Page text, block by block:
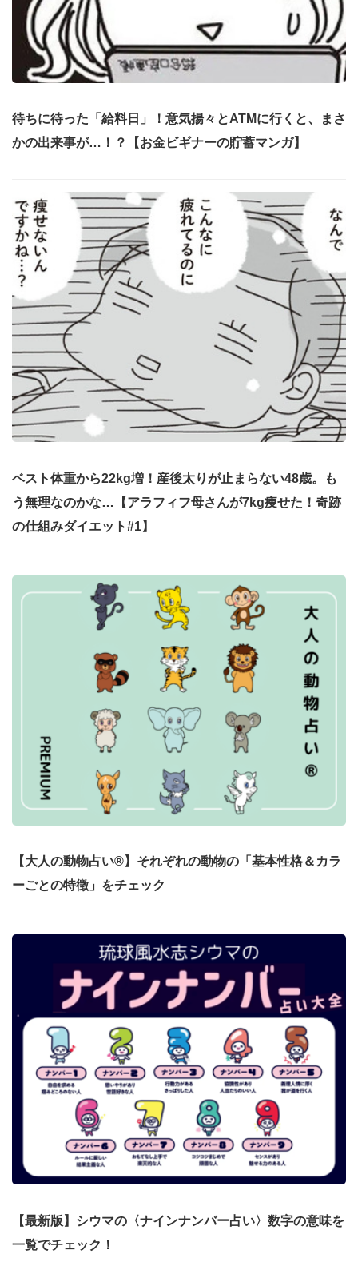
待ちに待った「給料日」！意気揚々とATMに行くと、まさ
かの出来事が…！？【お金ビギナーの貯蓄マンガ】
ベスト体重から22kg増！産後太りが止まらない48歳。も
う無理なのかな…【アラフィフ母さんが7kg痩せた！奇跡
の仕組みダイエット#1】
【大人の動物占い®】それぞれの動物の「基本性格＆カラ
ーごとの特徴」をチェック
【最新版】シウマの〈ナインナンバー占い〉数字の意味を
一覧でチェック！